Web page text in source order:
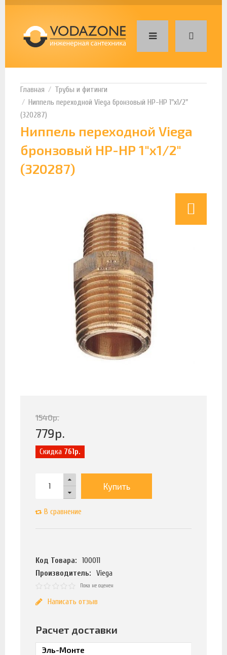
Трубы и фитинги
Ниппель переходной Viega бронзовый НР-НР 1"х1/2"
(320287)
Ниппель переходной Viega
бронзовый НР-НР 1"х1/2"
(320287)
1540р.
779р.
Скидка 761р.
Купить
В сравнение
Код Товара:
100011
Производитель:
Viega
Пока не оценен
Написать отзыв
Расчет доставки